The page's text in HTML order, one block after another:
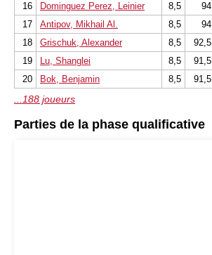
16
Dominguez Perez, Leinier 8,5
94
17
Antipov, Mikhail Al. 8,5
94
18
Grischuk, Alexander 8,5
92,5
19
Lu, Shanglei 8,5
91,5
20
Bok, Benjamin 8,5 91,5
...188 joueurs
Parties de la phase qualificative